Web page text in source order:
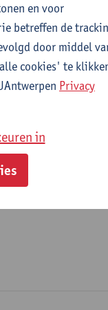
en voor
betreffen de
door middel
cookies' te
Privacy
in